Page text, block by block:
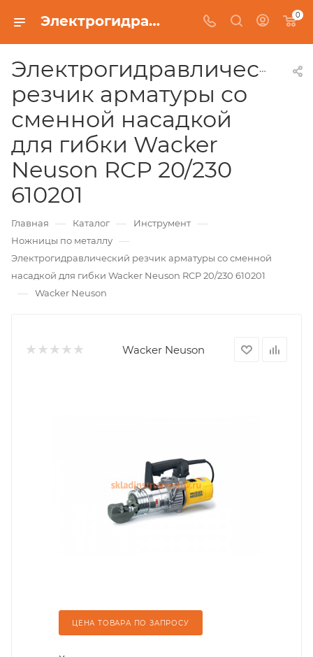
Электрогидравлический резчик арматуры со сменной насадкой для гибки Wacker Neuson RCP 20/230 610201 0
Электрогидравлический
резчик арматуры со
сменной насадкой
для гибки Wacker
Neuson RCP 20/230
610201
Главная — Каталог — Инструмент —
Ножницы по металлу —
Электрогидравлический резчик арматуры со сменной
насадкой для гибки Wacker Neuson RCP 20/230 610201
— Wacker Neuson
Wacker Neuson
ЦЕНА ТОВАРА ПО ЗАПРОСУ